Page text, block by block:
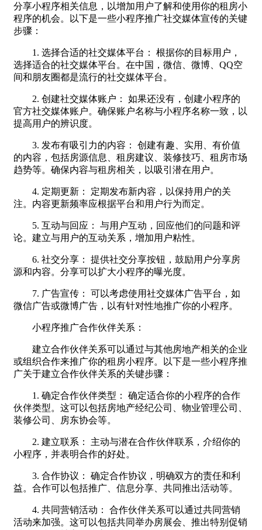
分享小程序相关信息，以增加用户了解和使用你的租房小
程序的机会。以下是一些小程序推广社交媒体宣传的关键
步骤：
1. 选择合适的社交媒体平台： 根据你的目标用户，
选择适合的社交媒体平台。在中国，微信、微博、QQ空
间和朋友圈都是流行的社交媒体平台。
2. 创建社交媒体账户： 如果还没有，创建小程序的
官方社交媒体账户。确保账户名称与小程序名称一致，以
提高用户的辨识度。
3. 发布有吸引力的内容： 创建有趣、实用、有价值
的内容，包括房源信息、租房建议、装修技巧、租房市场
趋势等。确保内容与租房相关，以吸引潜在用户。
4. 定期更新： 定期发布新内容，以保持用户的关
注。内容更新频率应根据平台和用户行为而定。
5. 互动与回应： 与用户互动，回应他们的问题和评
论。建立与用户的互动关系，增加用户粘性。
6. 社交分享： 提供社交分享按钮，鼓励用户分享房
源和内容。分享可以扩大小程序的曝光度。
7. 广告宣传： 可以考虑使用社交媒体广告平台，如
微信广告或微博广告，以有针对性地推广你的小程序。
小程序推广合作伙伴关系：
建立合作伙伴关系可以通过与其他房地产相关的企业
或组织合作来推广你的租房小程序。以下是一些小程序推
广关于建立合作伙伴关系的关键步骤：
1. 确定合作伙伴类型： 确定适合你的小程序的合作
伙伴类型。这可以包括房地产经纪公司、物业管理公司、
装修公司、房东协会等。
2. 建立联系： 主动与潜在合作伙伴联系，介绍你的
小程序，并表明合作的好处。
3. 合作协议： 确定合作协议，明确双方的责任和利
益。合作可以包括推广、信息分享、共同推出活动等。
4. 共同营销活动： 合作伙伴关系可以通过共同营销
活动来加强。这可以包括共同举办房展会、推出特别促销